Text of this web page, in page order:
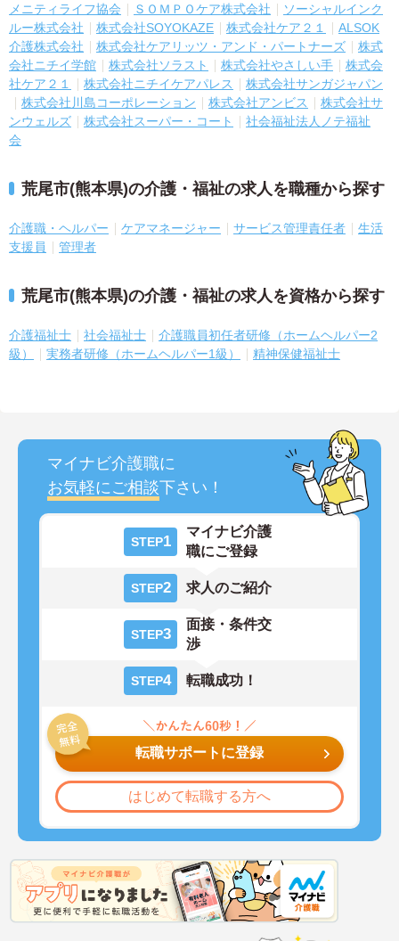
メニティライフ協会
ＳＯＭＰＯケア株式会社
ソーシャルインク
ルー株式会社
株式会社SOYOKAZE 株式会社ケア２１
ALSOK
介護株式会社
株式会社ケアリッツ・アンド・パートナーズ
株式
会社ニチイ学館
株式会社ソラスト 株式会社やさしい手
株式会
社ケア２１
株式会社ニチイケアパレス
株式会社サンガジャパン
株式会社川島コーポレーション
株式会社アンビス
株式会社サ
ンウェルズ
株式会社スーパー・コート
社会福祉法人ノテ福祉
会
荒尾市(熊本県)の介護・福祉の求人を職種から探す
介護職・ヘルパー ケアマネージャー サービス管理責任者
生活
支援員
管理者
荒尾市(熊本県)の介護・福祉の求人を資格から探す
介護福祉士 社会福祉士
介護職員初任者研修（ホームヘルパー2
級）
実務者研修（ホームヘルパー1級） 精神保健福祉士
マイナビ介護職に
お気軽にご相談下さい！
STEP1
マイナビ介護
職にご登録
STEP2 求人のご紹介
STEP3
面接・条件交
渉
STEP4 転職成功！
転職サポートに登録
はじめて転職する方へ